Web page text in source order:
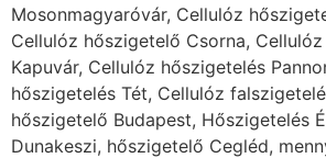
Mosonmagyaróvár, Cellulóz
Cellulóz hőszigetelő Csorna,
Kapuvár, Cellulóz hőszigetelés
hőszigetelés Tét, Cellulóz
hőszigetelő Budapest, Hőszigetelés
Dunakeszi, hőszigetelő Cegléd,